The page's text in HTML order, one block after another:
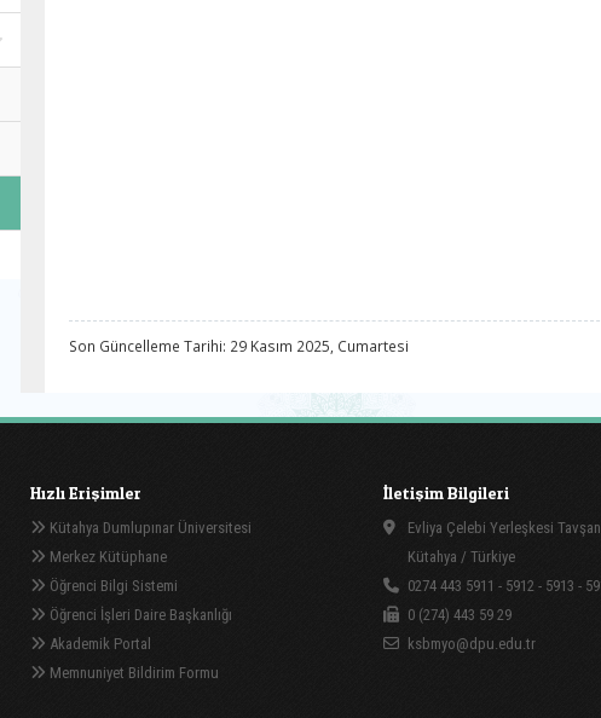
Son Güncelleme Tarihi: 29 Kasım 2025, Cumartesi
Hızlı Erişimler
Kütahya Dumlupınar Üniversitesi
Merkez Kütüphane
Öğrenci Bilgi Sistemi
Öğrenci İşleri Daire Başkanlığı
Akademik Portal
Memnuniyet Bildirim Formu
İletişim Bilgileri
Evliya Çelebi Yerleşkesi
Kütahya / Türkiye
0274 443 5911 - 5912 - 5913 -
0 (274) 443 59 29
ksbmyo@dpu.edu.tr